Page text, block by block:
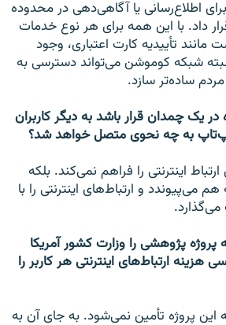
اطلاع‌رسانی یا آگاهی‌دهی در محدوده
داد. با این همه برای هر نوع خدمات
مانند تأییدیه کارت اعتباری، وجود
شبکه کوموشن می‌تواند دسترسی به
ساده‌تر سازد.
یک چمدان قرار باشد به دیگر کاربران
به چه نحوی متصل خواهد شد؟
اینترنتی را فراهم نمی‌کند. بلکه
می‌پیوندد و ارتباط‌های اینترنتی را با
می‌گذارد.
پروژه پژوهشی را وزارت کشور آمریکا
ارتباط‌های اینترنتی هر کاربر را
این پروژه تأمین نمی‌شود. به جای آن به